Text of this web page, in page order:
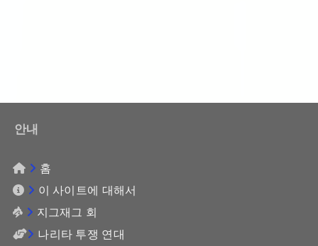
안내
홈
이 사이트에 대해서
지그재그 회
나리타 투쟁 연대